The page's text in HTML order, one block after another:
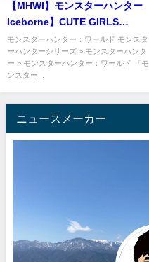
【MHWI】モンスターハンター
Iceborne】CUTE GIRLS
STRONG
モンスターハンター：ワールド モンスタ
ーハンターシリーズ > モンスターハンタ
ー > モンスターハンター：ワールド 『モ
ンスター...
ニュースメーカー